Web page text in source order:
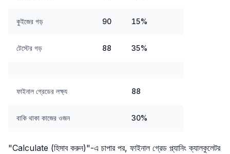
কুইজের গড় 90 15%
টেস্টের গড় 88 35%
ফাইনাল গ্রেডের লক্ষ্য 88
বাকি থাকা কাজের ওজন 30%
"Calculate (হিসাব করুন)"-এ চাপার পর, ফাইনাল গ্রেড প্ল্যানিং ক্যালকুলেটর